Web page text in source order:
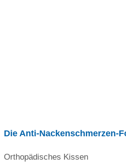
Die Anti-Nackenschmerzen-
Orthopädisches Kissen